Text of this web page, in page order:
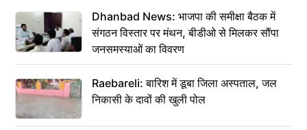
Dhanbad News: भाजपा की समीक्षा बैठक में
संगठन विस्तार पर मंथन, बीडीओ से मिलकर सौंपा
जनसमस्याओं का विवरण
Raebareli: बारिश में डूबा जिला अस्पताल, जल
निकासी के दावों की खुली पोल